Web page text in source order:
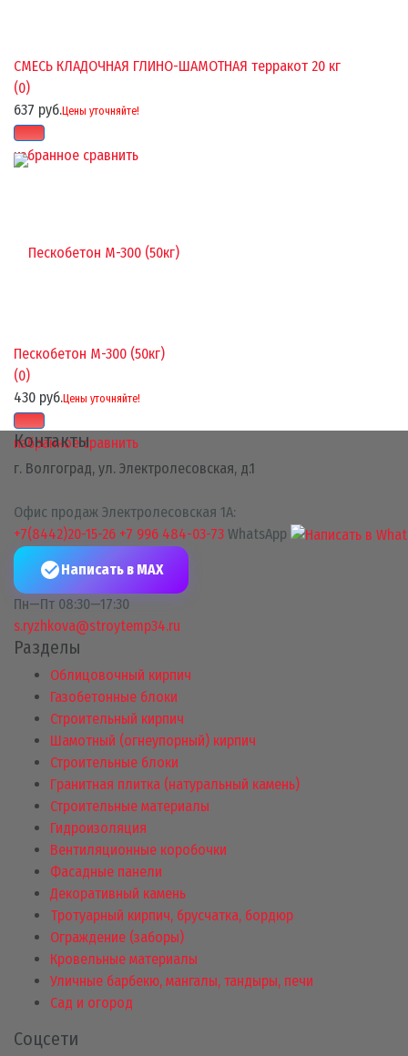
избранное сравнить
СМЕСЬ КЛАДОЧНАЯ ГЛИНО-ШАМОТНАЯ терракот 20 кг
(0)
637 руб.Цены уточняйте!
избранное сравнить
Пескобетон М-300 (50кг)
(0)
430 руб.Цены уточняйте!
Контакты
г. Волгоград, ул. Электролесовская, д.1
Офис продаж Электролесовская 1А:
+7(8442)20-15-26 +7 996 484-03-73 WhatsApp
Написать в MAX
Пн—Пт 08:30—17:30
s.ryzhkova@stroytemp34.ru
Разделы
Облицовочный кирпич
Газобетонные блоки
Строительный кирпич
Шамотный (огнеупорный) кирпич
Строительные блоки
Гранитная плитка (натуральный камень)
Строительные материалы
Гидроизоляция
Вентиляционные коробочки
Фасадные панели
Декоративный камень
Тротуарный кирпич, брусчатка, бордюр
Ограждение (заборы)
Кровельные материалы
Уличные барбекю, мангалы, тандыры, печи
Сад и огород
Соцсети